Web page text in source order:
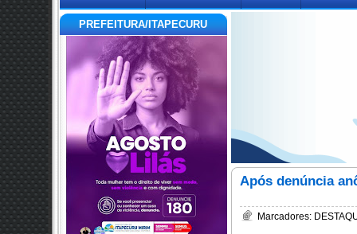
PREFEITURA/ITAPECURU
Após denúncia
Marcadores: